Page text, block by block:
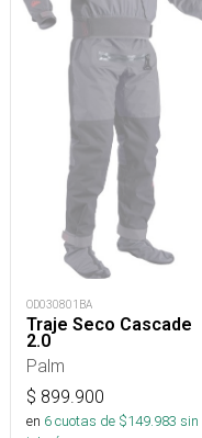
OD030801BA
Traje Seco Cascade
2.0
Palm
$ 899.900
en 6cuotas de $149.983 sin